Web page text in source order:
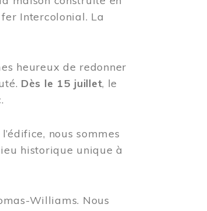
Intercolonial. La
heureux de redonner
Dès le 15 juillet, le
nous sommes
historique unique à
Williams. Nous